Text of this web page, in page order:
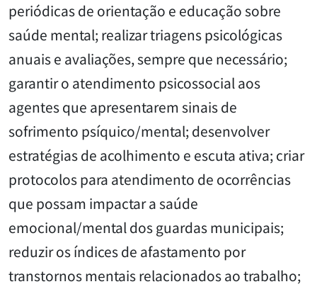
periódicas de orientação e educação sobre
saúde mental; realizar triagens psicológicas
anuais e avaliações, sempre que necessário;
garantir o atendimento psicossocial aos
agentes que apresentarem sinais de
sofrimento psíquico/mental; desenvolver
estratégias de acolhimento e escuta ativa; criar
protocolos para atendimento de ocorrências
que possam impactar a saúde
emocional/mental dos guardas municipais;
reduzir os índices de afastamento por
transtornos mentais relacionados ao trabalho;